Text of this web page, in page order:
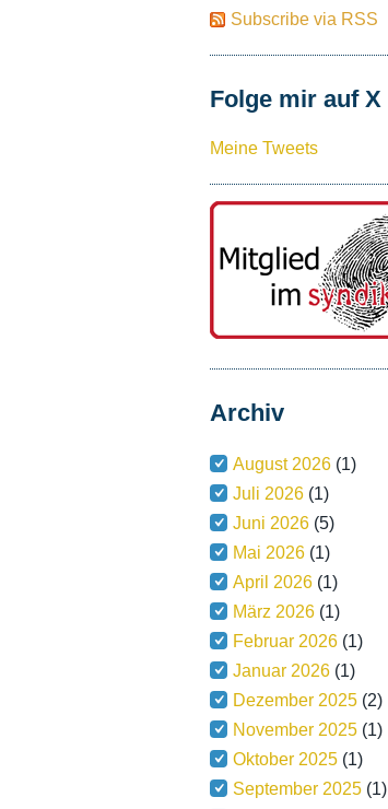
Subscribe via RSS
Folge mir auf X
Meine Tweets
Archiv
August 2026 (1)
Juli 2026 (1)
Juni 2026 (5)
Mai 2026 (1)
April 2026 (1)
März 2026 (1)
Februar 2026 (1)
Januar 2026 (1)
Dezember 2025 (2)
November 2025 (1)
Oktober 2025 (1)
September 2025 (1)